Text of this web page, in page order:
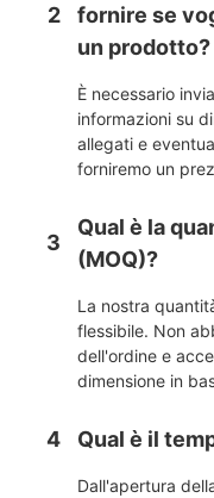
2
fornire se
un prodotto?
È necessario
informazioni su
allegati e
forniremo un
3
Qual è la
(MOQ)?
La nostra
flessibile. Non
dell'ordine e
dimensione in
4 Qual è il
Dall'apertura